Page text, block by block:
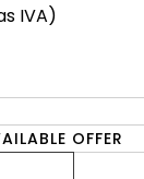
IVA)
OFFER